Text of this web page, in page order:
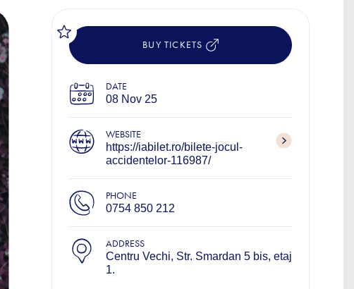
BUY TICKETS
DATE
08 Nov 25
WEBSITE
https://iabilet.ro/bilete-jocul-
accidentelor-116987/
PHONE
0754 850 212
ADDRESS
Centru Vechi, Str. Smardan 5 bis, etaj
1.